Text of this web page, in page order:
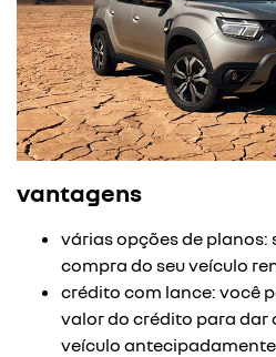
vantagens
várias opções de planos:
compra do seu veículo
crédito com lance: você
valor do crédito para dar
veículo